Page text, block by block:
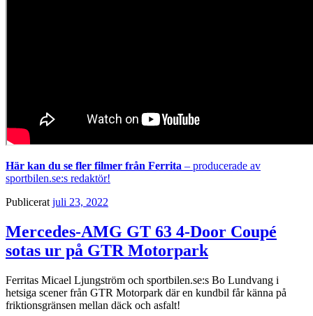
Här kan du se fler filmer från Ferrita – producerade av
sportbilen.se:s redaktör!
Publicerat juli 23, 2022
Mercedes-AMG GT 63 4-Door Coupé
sotas ur på GTR Motorpark
Ferritas Micael Ljungström och sportbilen.se:s Bo Lundvang i
hetsiga scener från GTR Motorpark där en kundbil får känna på
friktionsgränsen mellan däck och asfalt!